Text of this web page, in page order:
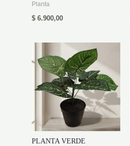
Planta
$ 6.900,00
PLANTA VERDE